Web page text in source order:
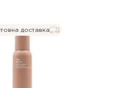
доставка